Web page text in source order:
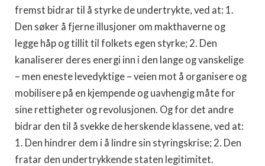
fremst bidrar til å styrke de undertrykte, ved at: 1.
Den søker å fjerne illusjoner om makthaverne og
legge håp og tillit til folkets egen styrke; 2. Den
kanaliserer deres energi inn i den lange og vanskelige
– men eneste levedyktige – veien mot å organisere og
mobilisere på en kjempende og uavhengig måte for
sine rettigheter og revolusjonen. Og for det andre
bidrar den til å svekke de herskende klassene, ved at:
1. Den hindrer dem i å lindre sin styringskrise; 2. Den
fratar den undertrykkende staten legitimitet.